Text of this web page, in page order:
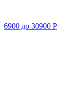
6900 до 30900 Р